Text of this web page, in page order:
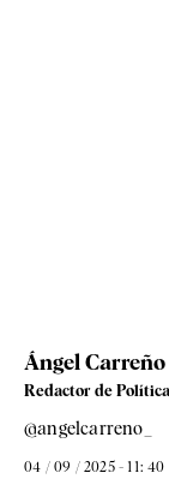
Ángel Carreño
Redactor de Política
@angelcarreno_
04 / 09 / 2025 - 11: 40